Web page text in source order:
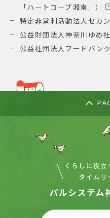
「ハートコープ湘南」）
特定非営利活動法人セカ
公益財団法人神奈川ゆめ
公益社団法人フードバン
パルシステム